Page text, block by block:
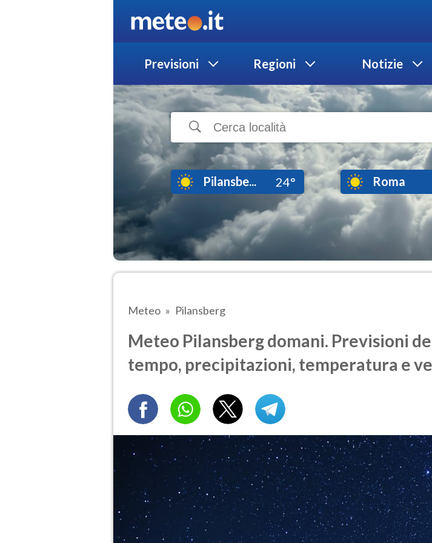
Previsioni Regioni Notizie
Pilansbe... 24° Roma
Meteo Pilansberg
Meteo Pilansberg domani. Previsioni
tempo, precipitazioni, temperatura e